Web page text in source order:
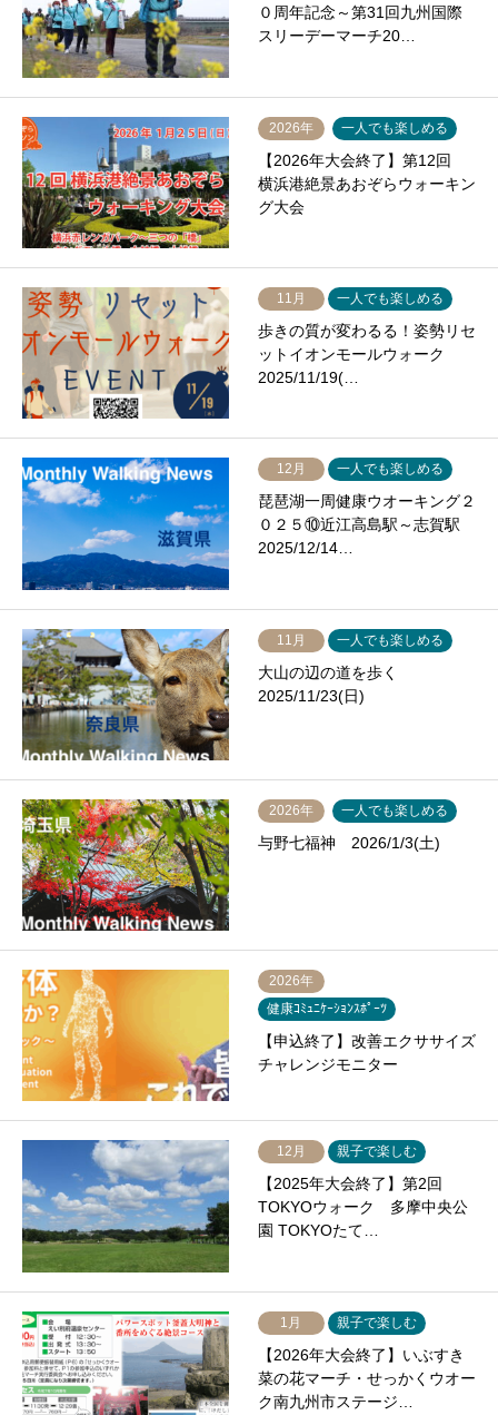
０周年記念～第31回九州国際
スリーデーマーチ20…
2026年 一人でも楽しめる
【2026年大会終了】第12回
横浜港絶景あおぞらウォーキン
グ大会
11月 一人でも楽しめる
歩きの質が変わるる！姿勢リセ
ットイオンモールウォーク
2025/11/19(…
12月 一人でも楽しめる
琵琶湖一周健康ウオーキング２
０２５⑩近江高島駅～志賀駅
2025/12/14…
11月 一人でも楽しめる
大山の辺の道を歩く
2025/11/23(日)
2026年 一人でも楽しめる
与野七福神 2026/1/3(土)
2026年
健康ｺﾐｭﾆｹｰｼｮﾝｽﾎﾟｰﾂ
【申込終了】改善エクササイズ
チャレンジモニター
12月 親子で楽しむ
【2025年大会終了】第2回
TOKYOウォーク 多摩中央公
園 TOKYOたて…
1月 親子で楽しむ
【2026年大会終了】いぶすき
菜の花マーチ・せっかくウオー
ク南九州市ステージ…